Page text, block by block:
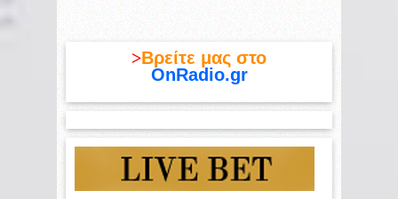
>Βρείτε μας στο
OnRadio.gr